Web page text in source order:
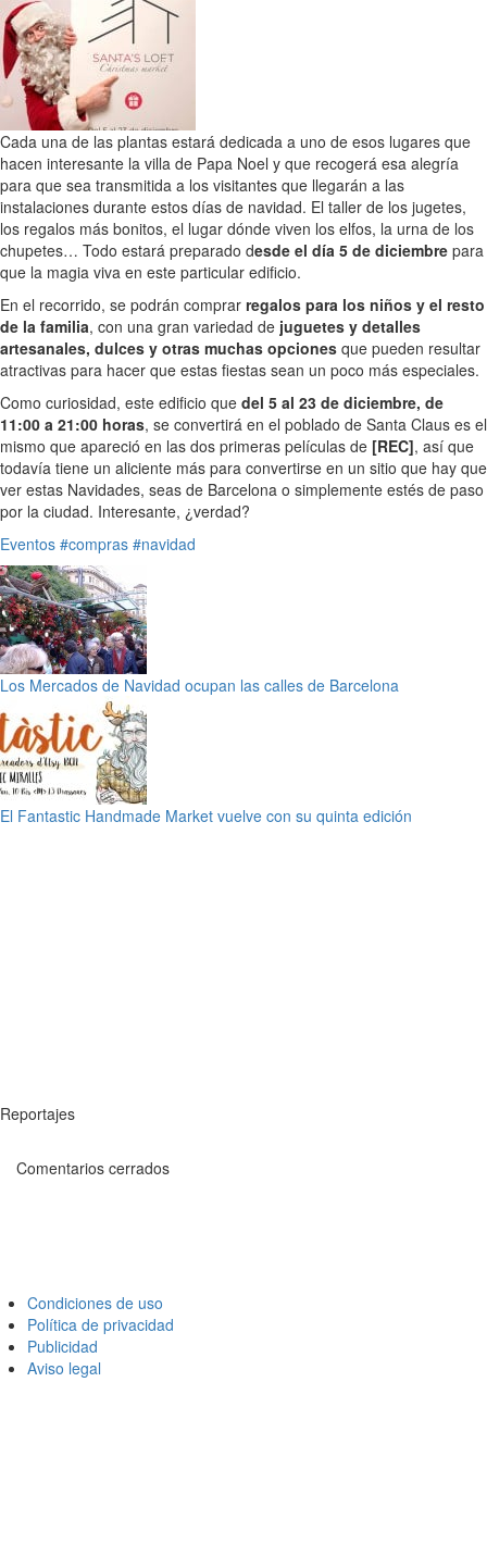
Cada una de las plantas estará dedicada a uno de esos lugares que
hacen interesante la villa de Papa Noel y que recogerá esa alegría
para que sea transmitida a los visitantes que llegarán a las
instalaciones durante estos días de navidad. El taller de los jugetes,
los regalos más bonitos, el lugar dónde viven los elfos, la urna de los
chupetes… Todo estará preparado desde el día 5 de diciembre para
que la magia viva en este particular edificio.
En el recorrido, se podrán comprar regalos para los niños y el resto
de la familia, con una gran variedad de juguetes y detalles
artesanales, dulces y otras muchas opciones que pueden resultar
atractivas para hacer que estas fiestas sean un poco más especiales.
Como curiosidad, este edificio que del 5 al 23 de diciembre, de
11:00 a 21:00 horas, se convertirá en el poblado de Santa Claus es el
mismo que apareció en las dos primeras películas de [REC], así que
todavía tiene un aliciente más para convertirse en un sitio que hay que
ver estas Navidades, seas de Barcelona o simplemente estés de paso
por la ciudad. Interesante, ¿verdad?
Eventos #compras #navidad
Los Mercados de Navidad ocupan las calles de Barcelona
El Fantastic Handmade Market vuelve con su quinta edición
Reportajes
Comentarios cerrados
Condiciones de uso
Política de privacidad
Publicidad
Aviso legal